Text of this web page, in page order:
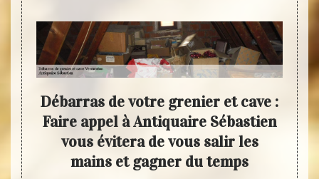
à
Débarras de votre grenier et cave :
Faire appel à Antiquaire Sébastien
vous évitera de vous salir les
mains et gagner du temps
En